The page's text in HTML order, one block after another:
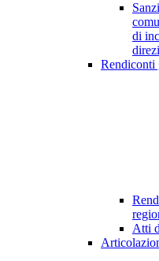
di
Rendiconti
Atti